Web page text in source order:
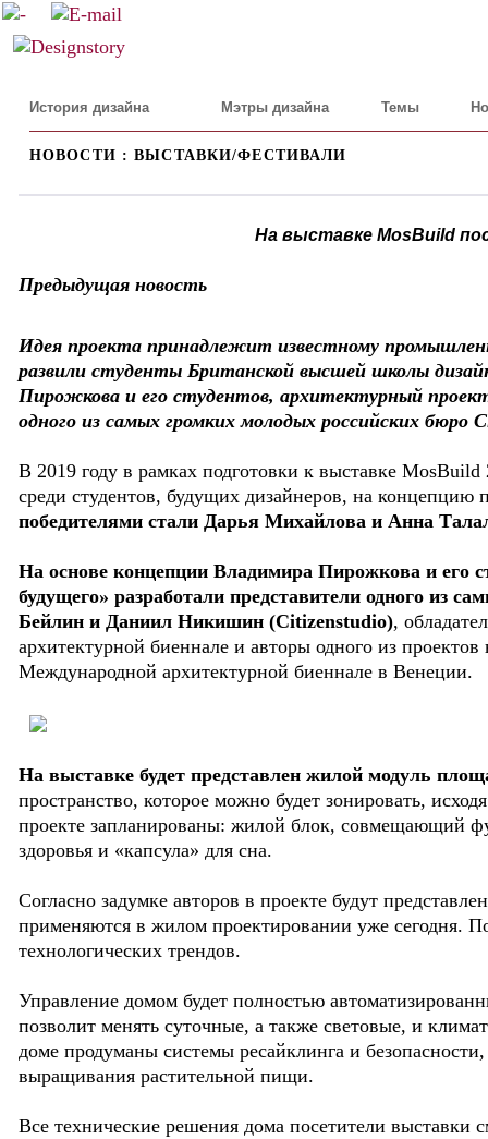
История дизайна Мэтры дизайна Темы
НОВОСТИ : ВЫСТАВКИ/ФЕСТИВАЛИ
На выставке MosBuild
Предыдущая новость
Идея проекта принадлежит известному
развили студенты Британской высшей школы
Пирожкова и его студентов, архитектурный
одного из самых громких молодых российских бюро
В 2019 году в рамках подготовки к выставке
среди студентов, будущих дизайнеров, на концепцию
победителями стали Дарья Михайлова и Анна
На основе концепции Владимира Пирожкова и его
будущего» разработали представители одного из
Бейлин и Даниил Никишин (Citizenstudio),
архитектурной биеннале и авторы одного из
Международной архитектурной биеннале в Венеции.
На выставке будет представлен жилой модуль
пространство, которое можно будет зонировать,
проекте запланированы: жилой блок, совмещающий
здоровья и «капсула» для сна.
Согласно задумке авторов в проекте будут
применяются в жилом проектировании уже сегодня.
технологических трендов.
Управление домом будет полностью
позволит менять суточные, а также световые, и
доме продуманы системы ресайклинга и
выращивания растительной пищи.
Все технические решения дома посетители выставки